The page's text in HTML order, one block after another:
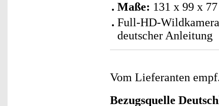
Maße: 131 x 99 x
Full-HD-
deutscher Anleitung
Vom Lieferanten
Bezugsquelle